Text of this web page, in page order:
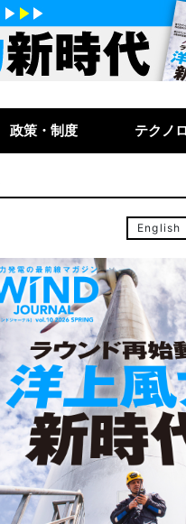
政策・制度 テクノ
English